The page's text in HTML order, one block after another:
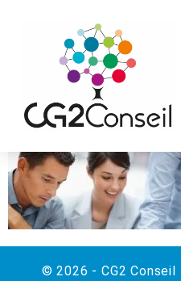
© 2026 - CG2